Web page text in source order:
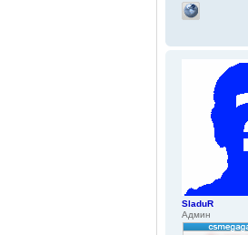
SladuR
Админ